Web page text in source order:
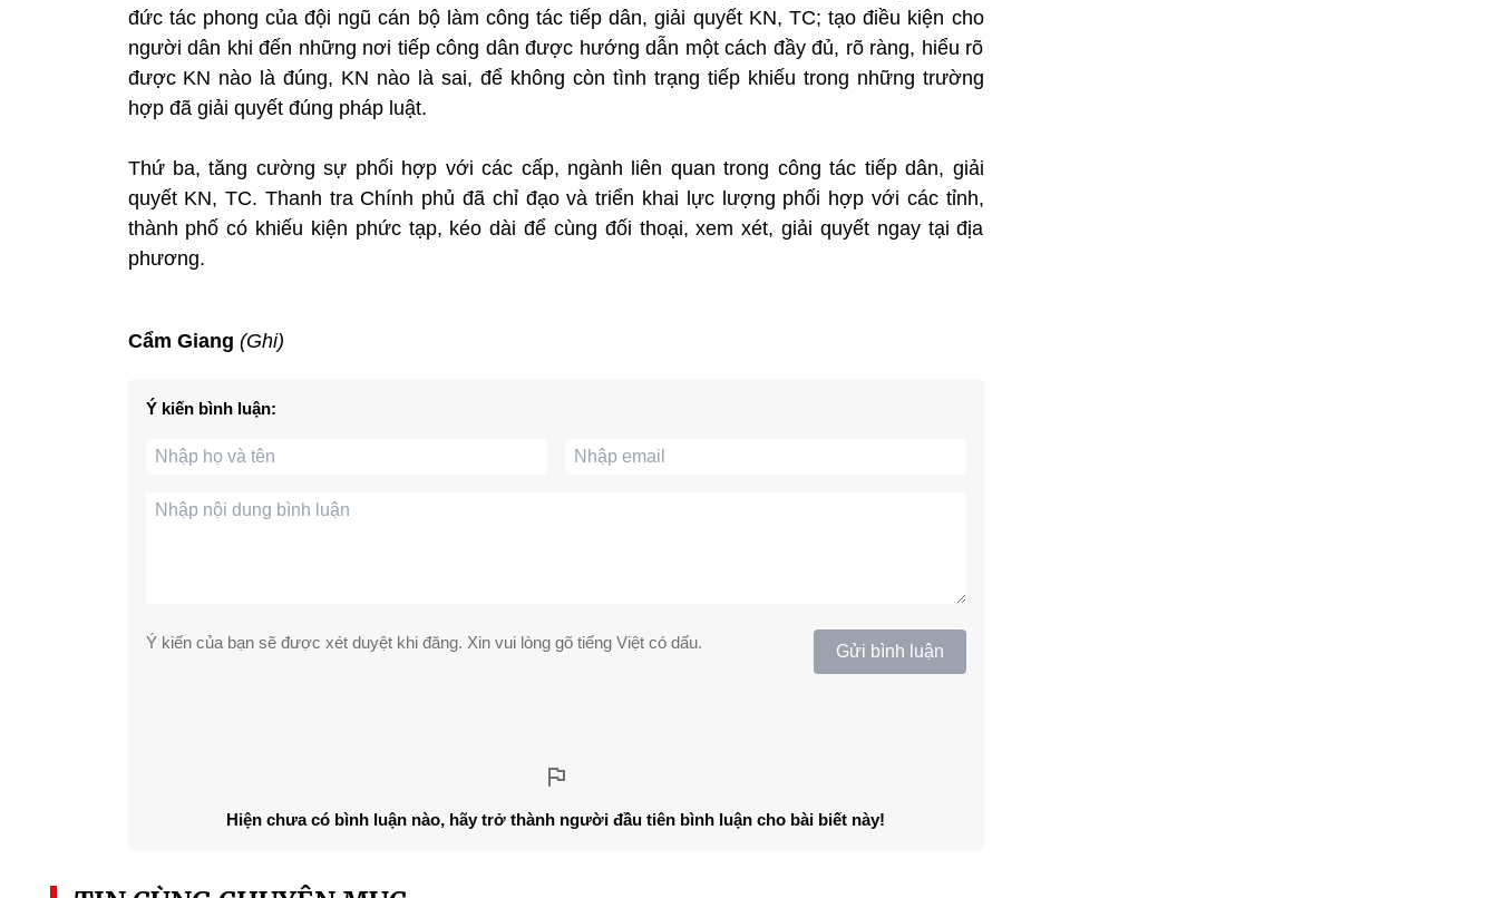
đức tác phong của đội ngũ cán bộ làm công tác tiếp dân, giải quyết KN, TC; tạo điều kiện cho
người dân khi đến những nơi tiếp công dân được hướng dẫn một cách đầy đủ, rõ ràng, hiểu rõ
được KN nào là đúng, KN nào là sai, để không còn tình trạng tiếp khiếu trong những trường
hợp đã giải quyết đúng pháp luật.
Thứ ba, tăng cường sự phối hợp với các cấp, ngành liên quan trong công tác tiếp dân, giải
quyết KN, TC. Thanh tra Chính phủ đã chỉ đạo và triển khai lực lượng phối hợp với các tỉnh,
thành phố có khiếu kiện phức tạp, kéo dài để cùng đối thoại, xem xét, giải quyết ngay tại địa
phương.
Cẩm Giang (Ghi)
Ý kiến bình luận:
Ý kiến của bạn sẽ được xét duyệt khi đăng. Xin vui lòng gõ tiếng Việt có dấu. Gửi bình luận
Hiện chưa có bình luận nào, hãy trở thành người đầu tiên bình luận cho bài biết này!